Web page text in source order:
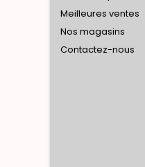
Meilleures ventes
Nos magasins
Contactez-nous